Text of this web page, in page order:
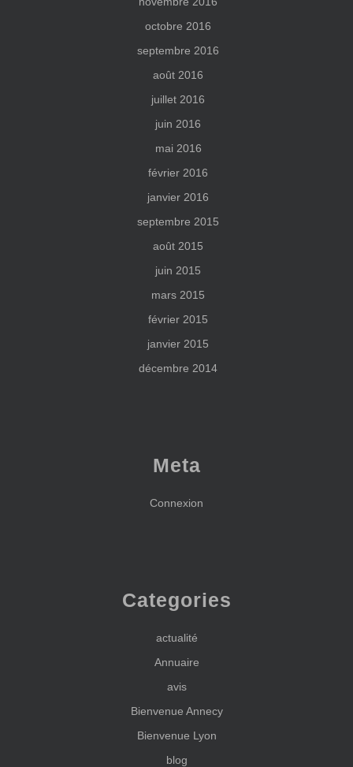
octobre 2016
septembre 2016
août 2016
juillet 2016
juin 2016
mai 2016
février 2016
janvier 2016
septembre 2015
août 2015
juin 2015
mars 2015
février 2015
janvier 2015
décembre 2014
Meta
Connexion
Categories
actualité
Annuaire
avis
Bienvenue Annecy
Bienvenue Lyon
blog